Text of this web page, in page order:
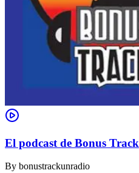
El podcast de Bonus Track
By bonustrackunradio